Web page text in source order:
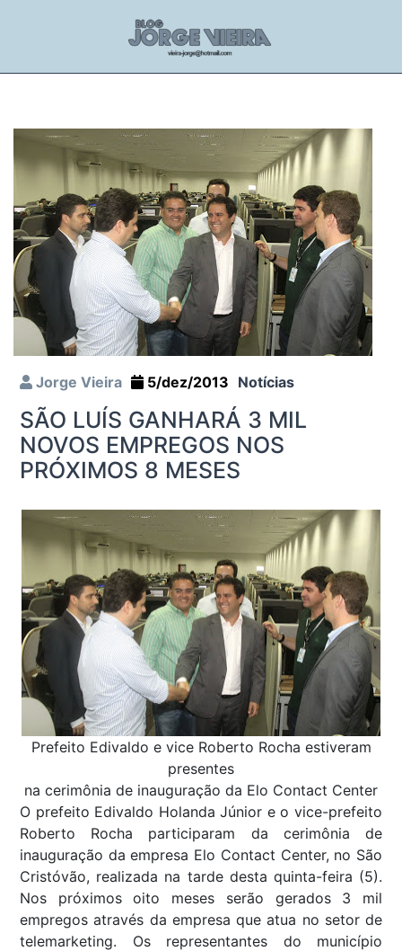
Jorge Vieira 5/dez/2013 Notícias
SÃO LUÍS GANHARÁ 3 MIL
NOVOS EMPREGOS NOS
PRÓXIMOS 8 MESES
Prefeito Edivaldo e vice Roberto Rocha estiveram
presentes
na cerimônia de inauguração da Elo Contact Center
O prefeito Edivaldo Holanda Júnior e o vice-prefeito
Roberto Rocha participaram da cerimônia de
inauguração da empresa Elo Contact Center, no São
Cristóvão, realizada na tarde desta quinta-feira (5).
Nos próximos oito meses serão gerados 3 mil
empregos através da empresa que atua no setor de
telemarketing. Os representantes do município